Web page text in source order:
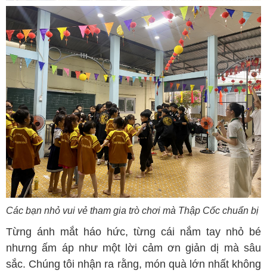
Các bạn nhỏ vui vẻ tham gia trò chơi mà Thập Cốc chuẩn bị
Từng ánh mắt háo hức, từng cái nắm tay nhỏ bé
nhưng ấm áp như một lời cảm ơn giản dị mà sâu
sắc. Chúng tôi nhận ra rằng, món quà lớn nhất không